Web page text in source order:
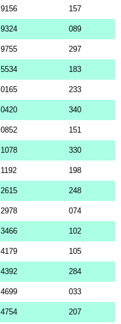
9156 157
9324 089
9755 297
5534 183
0165 233
0420 340
0852 151
1078 330
1192 198
2615 248
2978 074
3466 102
4179 105
4392 284
4699 033
4754 207